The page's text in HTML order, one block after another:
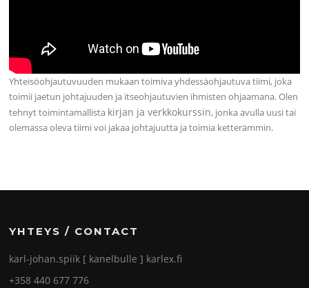
Yhteisöohjautuvuuden mukaan toimiva yhdessäohjautuva tiimi, joka
toimii jaetun johtajuuden ja itseohjautuvien ihmisten ohjaamana. Olen
tehnyt toimintamallista kirjan ja verkkokurssin, jonka avulla uusi tai
olemassa oleva tiimi voi jakaa johtajuutta ja toimia ketterämmin.
YHTEYS / CONTACT
karl-johan.spiik [ kanelbulle ] karlex.fi
+358 440 677 776